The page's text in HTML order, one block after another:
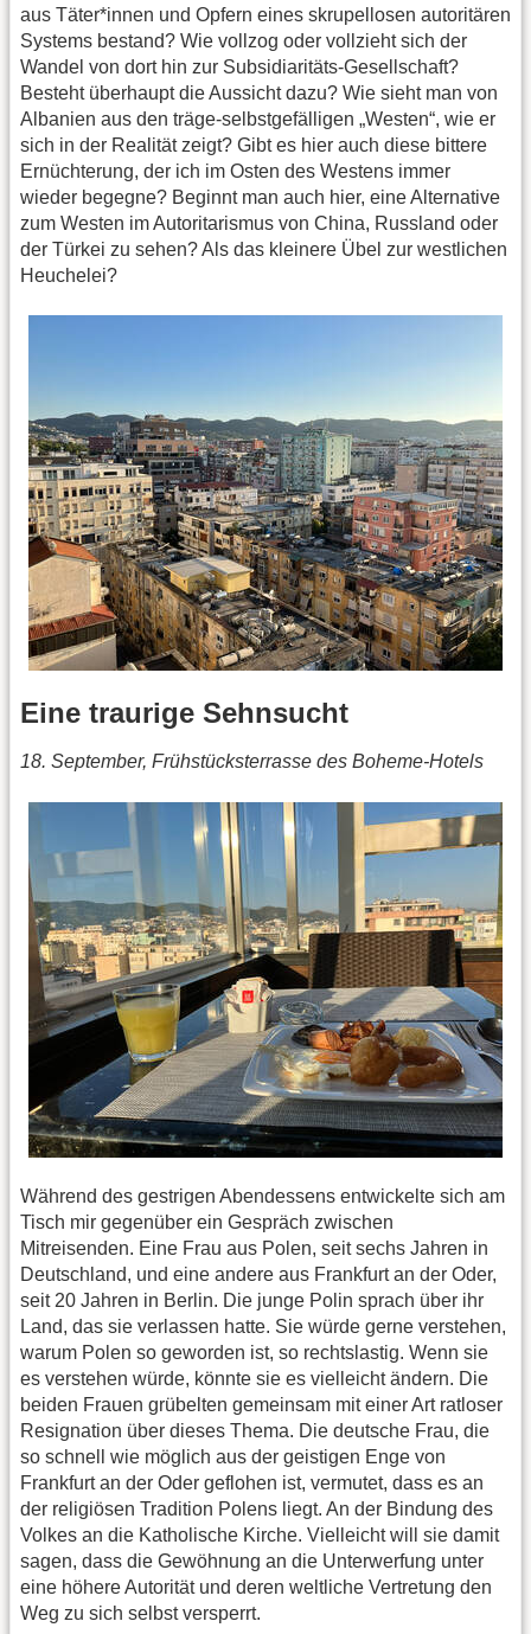
aus Täter*innen und Opfern eines skrupellosen autoritären
Systems bestand? Wie vollzog oder vollzieht sich der
Wandel von dort hin zur Subsidiaritäts-Gesellschaft?
Besteht überhaupt die Aussicht dazu? Wie sieht man von
Albanien aus den träge-selbstgefälligen „Westen“, wie er
sich in der Realität zeigt? Gibt es hier auch diese bittere
Ernüchterung, der ich im Osten des Westens immer
wieder begegne? Beginnt man auch hier, eine Alternative
zum Westen im Autoritarismus von China, Russland oder
der Türkei zu sehen? Als das kleinere Übel zur westlichen
Heuchelei?
Eine traurige Sehnsucht
18. September, Frühstücksterrasse des Boheme-Hotels
Während des gestrigen Abendessens entwickelte sich am
Tisch mir gegenüber ein Gespräch zwischen
Mitreisenden. Eine Frau aus Polen, seit sechs Jahren in
Deutschland, und eine andere aus Frankfurt an der Oder,
seit 20 Jahren in Berlin. Die junge Polin sprach über ihr
Land, das sie verlassen hatte. Sie würde gerne verstehen,
warum Polen so geworden ist, so rechtslastig. Wenn sie
es verstehen würde, könnte sie es vielleicht ändern. Die
beiden Frauen grübelten gemeinsam mit einer Art ratloser
Resignation über dieses Thema. Die deutsche Frau, die
so schnell wie möglich aus der geistigen Enge von
Frankfurt an der Oder geflohen ist, vermutet, dass es an
der religiösen Tradition Polens liegt. An der Bindung des
Volkes an die Katholische Kirche. Vielleicht will sie damit
sagen, dass die Gewöhnung an die Unterwerfung unter
eine höhere Autorität und deren weltliche Vertretung den
Weg zu sich selbst versperrt.